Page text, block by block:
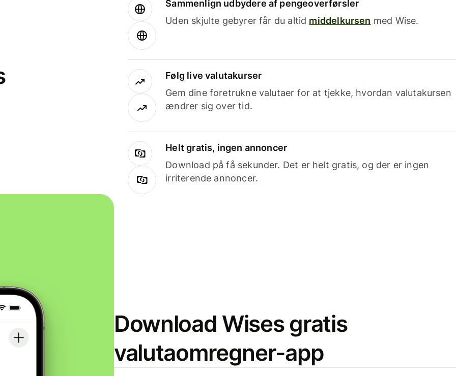
Sammenlign udbydere af pengeoverførsler
Uden skjulte gebyrer får du altid middelkursen med Wise.
Følg live valutakurser
Gem dine foretrukne valutaer for at tjekke, hvordan valutakursen
ændrer sig over tid.
Helt gratis, ingen annoncer
Download på få sekunder. Det er helt gratis, og der er ingen
irriterende annoncer.
Download Wises gratis
valutaomregner-app